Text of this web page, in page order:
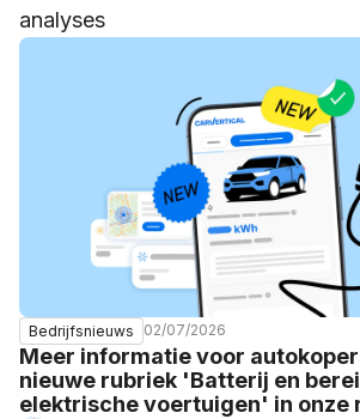
analyses
Bedrijfsnieuws 02/07/2026
Meer informatie voor
nieuwe rubriek 'Batterij en
elektrische voertuigen' in onze